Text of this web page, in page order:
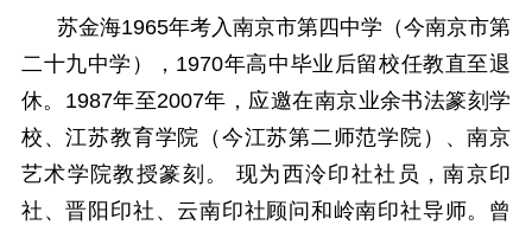
苏金海1965年考入南京市第四中学（今南京市第
二十九中学），1970年高中毕业后留校任教直至退
休。1987年至2007年，应邀在南京业余书法篆刻学
校、江苏教育学院（今江苏第二师范学院）、南京
艺术学院教授篆刻。 现为西泠印社社员，南京印
社、晋阳印社、云南印社顾问和岭南印社导师。曾